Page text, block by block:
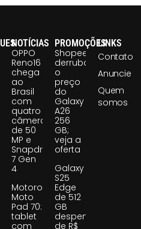
NOTÍCIAS
OPPO
Reno16
chega
ao
Brasil
com
quatro
câmeras
de 50
MP e
Snapdragon
7 Gen
4
Motorola
Moto
Pad 70:
tablet
com
PROMOÇÕES
Shopee
derruba
o
preço
do
Galaxy
A26
256
GB;
veja a
oferta
Galaxy
S25
Edge
de 512
GB
despenca
de R$
LINKS
Contato
Anuncie
Quem
somos